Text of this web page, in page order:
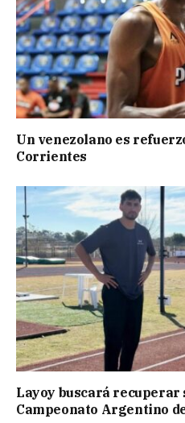
Un venezolano es
Corrientes
Layoy buscará recuperar
Campeonato Argentino